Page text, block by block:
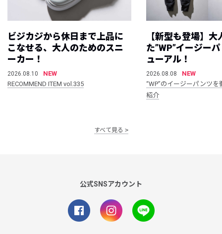
ビジカジから休日まで上品に
こなせる、大人のためのスニ
ーカー！
2026.08.10
NEW
RECOMMEND ITEM vol.335
【新型も登場】大
た”WP”イージー
ューアル！
2026.08.08
NEW
“WP”のイージーパンツ
紹介
すべて見る
公式SNSアカウント